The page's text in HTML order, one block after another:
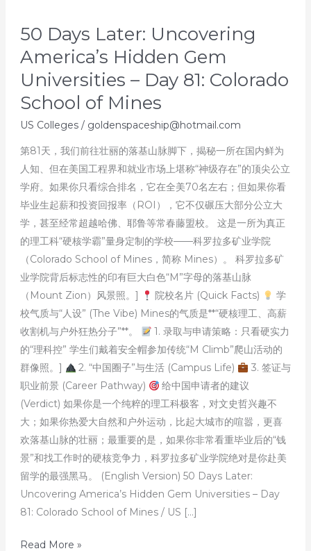
50 Days Later: Uncovering
America’s Hidden Gem
Universities – Day 81: Colorado
School of Mines
US Colleges/ goldenspaceship@hotmail.com
第81天，我们前往壮丽的落基山脉脚下，揭秘一所在国内鲜为
人知、但在美国工程界和就业市场上堪称“神级存在”的顶尖公立
学府。如果你只看综合排名，它在全美70名左右；但如果你看
毕业生起薪和投资回报率（ROI），它不仅碾压大部分公立大
学，甚至经常超越哈佛、耶鲁等常春藤盟校。 这是一所为真正
的理工科“硬核学霸”量身定制的学校——科罗拉多矿业学院
（Colorado School of Mines，简称 Mines）。 科罗拉多矿
业学院背后标志性的印有巨大白色“M”字母的落基山脉
（Mount Zion）风景照。]
院校名片 (Quick Facts)
学
校气质与“人设” (The Vibe) Mines的气质是**“硬核理工、高薪
收割机与户外狂热分子”**。
1. 录取与申请策略：只看硬实力
的“理科控” 学生们戴着安全帽参加传统“M Climb”爬山活动的
群像照。]
2. “中国圈子”与生活 (Campus Life)
3. 签证与
职业前景 (Career Pathway)
给中国申请者的建议
(Verdict) 如果你是一个纯粹的理工科极客，对文史哲兴趣不
大；如果你热爱大自然和户外运动，比起大城市的喧嚣，更喜
欢落基山脉的壮丽；最重要的是，如果你非常看重毕业后的“钱
景”和找工作时的硬核竞争力，科罗拉多矿业学院绝对是你赴美
留学的最强黑马。 (English Version) 50 Days Later:
Uncovering America’s Hidden Gem Universities – Day
81: Colorado School of Mines / US […]
50
Read More »